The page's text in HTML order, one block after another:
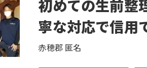
初めての生前整
寧な対応で信用
赤穂郡 匿名